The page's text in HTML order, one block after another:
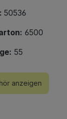
50536
6500
55
anzeigen